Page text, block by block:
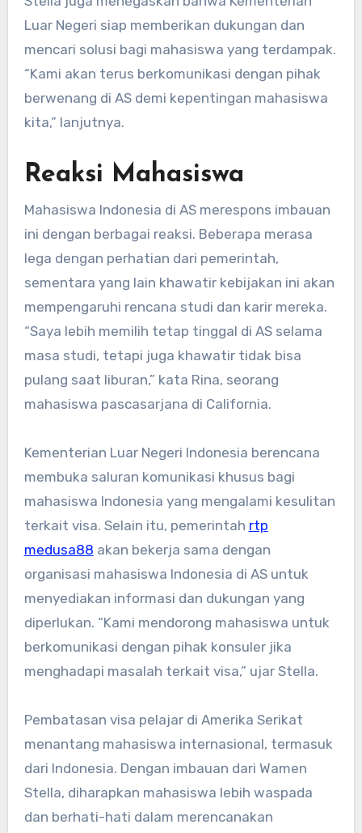
Luar Negeri siap memberikan dukungan dan
mencari solusi bagi mahasiswa yang terdampak.
“Kami akan terus berkomunikasi dengan pihak
berwenang di AS demi kepentingan mahasiswa
kita,” lanjutnya.
Reaksi Mahasiswa
Mahasiswa Indonesia di AS merespons imbauan
ini dengan berbagai reaksi. Beberapa merasa
lega dengan perhatian dari pemerintah,
sementara yang lain khawatir kebijakan ini akan
mempengaruhi rencana studi dan karir mereka.
“Saya lebih memilih tetap tinggal di AS selama
masa studi, tetapi juga khawatir tidak bisa
pulang saat liburan,” kata Rina, seorang
mahasiswa pascasarjana di California.
Kementerian Luar Negeri Indonesia berencana
membuka saluran komunikasi khusus bagi
mahasiswa Indonesia yang mengalami kesulitan
terkait visa. Selain itu, pemerintah rtp
medusa88 akan bekerja sama dengan
organisasi mahasiswa Indonesia di AS untuk
menyediakan informasi dan dukungan yang
diperlukan. “Kami mendorong mahasiswa untuk
berkomunikasi dengan pihak konsuler jika
menghadapi masalah terkait visa,” ujar Stella.
Pembatasan visa pelajar di Amerika Serikat
menantang mahasiswa internasional, termasuk
dari Indonesia. Dengan imbauan dari Wamen
Stella, diharapkan mahasiswa lebih waspada
dan berhati-hati dalam merencanakan